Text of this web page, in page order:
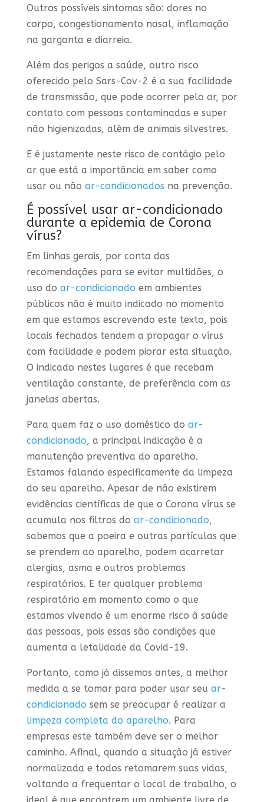
Outros possíveis sintomas são: dores no
corpo, congestionamento nasal, inflamação
na garganta e diarreia.
Além dos perigos a saúde, outro risco
oferecido pelo Sars-Cov-2 é a sua facilidade
de transmissão, que pode ocorrer pelo ar, por
contato com pessoas contaminadas e super
não higienizadas, além de animais silvestres.
E é justamente neste risco de contágio pelo
ar que está a importância em saber como
usar ou não ar-condicionados na prevenção.
É possível usar ar-condicionado
durante a epidemia de Corona
vírus?
Em linhas gerais, por conta das
recomendações para se evitar multidões, o
uso do ar-condicionado em ambientes
públicos não é muito indicado no momento
em que estamos escrevendo este texto, pois
locais fechados tendem a propagar o vírus
com facilidade e podem piorar esta situação.
O indicado nestes lugares é que recebam
ventilação constante, de preferência com as
janelas abertas.
Para quem faz o uso doméstico do ar-
condicionado, a principal indicação é a
manutenção preventiva do aparelho.
Estamos falando especificamente da limpeza
do seu aparelho. Apesar de não existirem
evidências científicas de que o Corona vírus se
acumula nos filtros do ar-condicionado,
sabemos que a poeira e outras partículas que
se prendem ao aparelho, podem acarretar
alergias, asma e outros problemas
respiratórios. E ter qualquer problema
respiratório em momento como o que
estamos vivendo é um enorme risco à saúde
das pessoas, pois essas são condições que
aumenta a letalidade da Covid-19.
Portanto, como já dissemos antes, a melhor
medida a se tomar para poder usar seu ar-
condicionado sem se preocupar é realizar a
limpeza completa do aparelho. Para
empresas este também deve ser o melhor
caminho. Afinal, quando a situação já estiver
normalizada e todos retomarem suas vidas,
voltando a frequentar o local de trabalho, o
ideal é que encontrem um ambiente livre de